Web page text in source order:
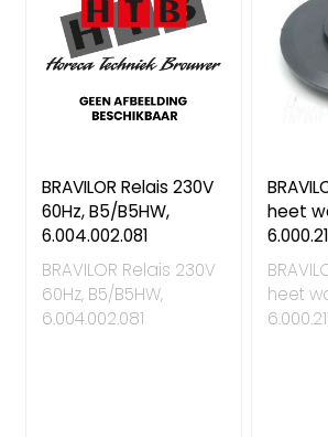
BRAVILOR Relais 230V
60Hz, B5/B5HW,
6.004.002.081
BRAVILOR Relais 230V
60Hz, B5/B5HW,
6.004.002.081
heet
heet